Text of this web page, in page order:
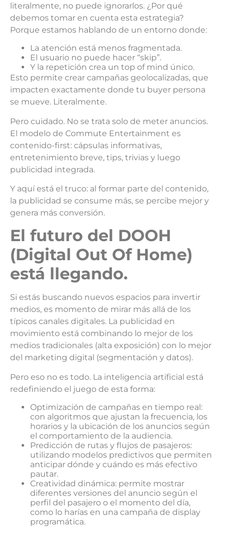
literalmente, no puede ignorarlos. ¿Por qué
debemos tomar en cuenta esta estrategia?
Porque estamos hablando de un entorno donde:
La atención está menos fragmentada.
El usuario no puede hacer “skip”.
Y la repetición crea un top of mind único.
Esto permite crear campañas geolocalizadas, que
impacten exactamente donde tu buyer persona
se mueve. Literalmente.
Pero cuidado. No se trata solo de meter anuncios.
El modelo de Commute Entertainment es
contenido-first: cápsulas informativas,
entretenimiento breve, tips, trivias y luego
publicidad integrada.
Y aquí está el truco: al formar parte del contenido,
la publicidad se consume más, se percibe mejor y
genera más conversión.
El futuro del DOOH
(Digital Out Of Home)
está llegando.
Si estás buscando nuevos espacios para invertir
medios, es momento de mirar más allá de los
típicos canales digitales. La publicidad en
movimiento está combinando lo mejor de los
medios tradicionales (alta exposición) con lo mejor
del marketing digital (segmentación y datos).
Pero eso no es todo. La inteligencia artificial está
redefiniendo el juego de esta forma:
Optimización de campañas en tiempo real:
con algoritmos que ajustan la frecuencia, los
horarios y la ubicación de los anuncios según
el comportamiento de la audiencia.
Predicción de rutas y flujos de pasajeros:
utilizando modelos predictivos que permiten
anticipar dónde y cuándo es más efectivo
pautar.
Creatividad dinámica: permite mostrar
diferentes versiones del anuncio según el
perfil del pasajero o el momento del día,
como lo harías en una campaña de display
programática.